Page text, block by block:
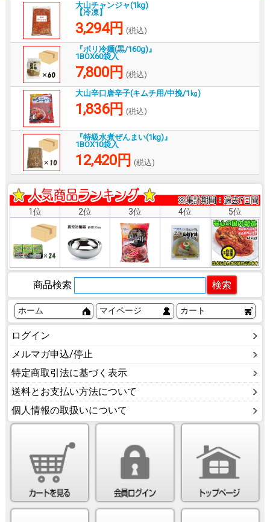
大山チャンジャ(1kg)
【冷凍】
3,294円 (税込)
『ボリ冷麺(黒/160g)』
1BOX60袋入
7,800円 (税込)
大山辛口唐辛子(キムチ用/中挽/1㎏)
1,836円 (税込)
『特級水煮ぜんまい(1kg)』
1BOX10袋入
12,420円 (税込)
1位 2位 3位 4位 5位
商品検索
ホーム マイページ カート
ログイン
メルマガ申込/停止
特定商取引法に基づく表示
送料とお支払い方法について
個人情報の取扱いについて